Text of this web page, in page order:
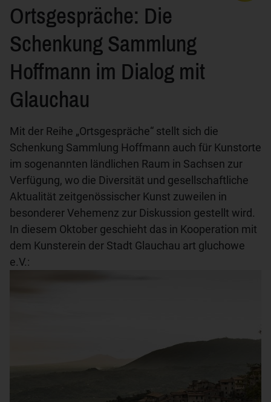
Ortsgespräche: Die
Schenkung Sammlung
Hoffmann im Dialog mit
Glauchau
Mit der Reihe „Ortsgespräche“ stellt sich die
Schenkung Sammlung Hoffmann auch für Kunstorte
im sogenannten ländlichen Raum in Sachsen zur
Verfügung, wo die Diversität und gesellschaftliche
Aktualität zeitgenössischer Kunst zuweilen in
besonderer Vehemenz zur Diskussion gestellt wird.
In diesem Oktober geschieht das in Kooperation mit
dem Kunsterein der Stadt Glauchau art gluchowe
e.V.: